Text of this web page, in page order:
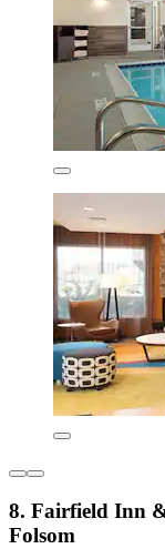
8. Fairfield Inn
Folsom